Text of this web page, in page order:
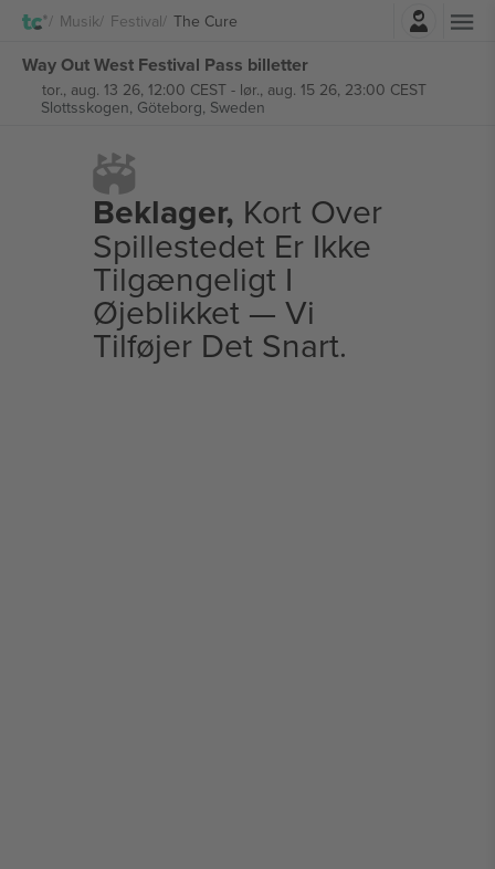
Musik Festival The Cure
Way Out West Festival Pass billetter
tor., aug. 13 26, 12:00 CEST- lør., aug. 15 26, 23:00 CEST
Slottsskogen, Göteborg, Sweden
Beklager, Kort Over
Spillestedet Er Ikke
Tilgængeligt I
Øjeblikket — Vi
Tilføjer Det Snart.